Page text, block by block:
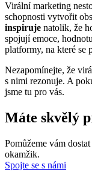
Virální marketing
schopnosti vytvořit
inspiruje natolik, že
spojují emoce,
platformy, na které se
Nezapomínejte, že
s nimi rezonuje. A
jsme tu pro vás.
Máte skvělý
Pomůžeme vám
okamžik.
Spojte se s námi